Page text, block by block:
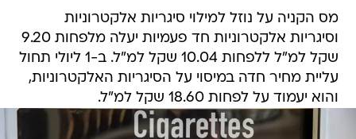
מס הקניה על נוזל למילוי סיגריות אלקטרוניות
וסיגריות אלקטרוניות חד פעמיות יעלה מלפחות 9.20
שקל למ"ל ללפחות 10.04 שקל למ"ל. ב-1 ליולי תחול
עליית מחיר חדה במיסוי על הסיגריות האלקטרוניות,
והוא יעמוד על לפחות 18.60 שקל למ"ל.